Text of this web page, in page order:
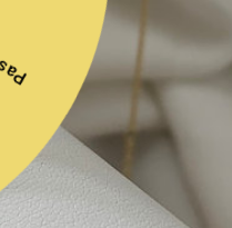
Sélectionner
Langue du prénom
Sélectionner
Quel prénom
(facultatif)